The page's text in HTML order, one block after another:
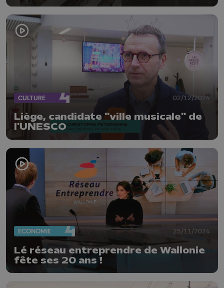
CULTURE 02/12/2024
Liège, candidate "ville musicale" de
l'UNESCO
ECONOMIE 25/11/2024
Lé réseau entreprendre de Wallonie
fête ses 20 ans !